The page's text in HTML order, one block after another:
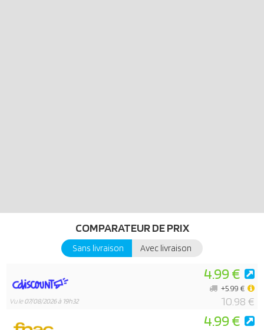
COMPARATEUR DE PRIX
Sans livraison Avec livraison
Vu le07/08/2026 à 19h32
4.99 €
10.98 €
+5.99 €
4.99 €